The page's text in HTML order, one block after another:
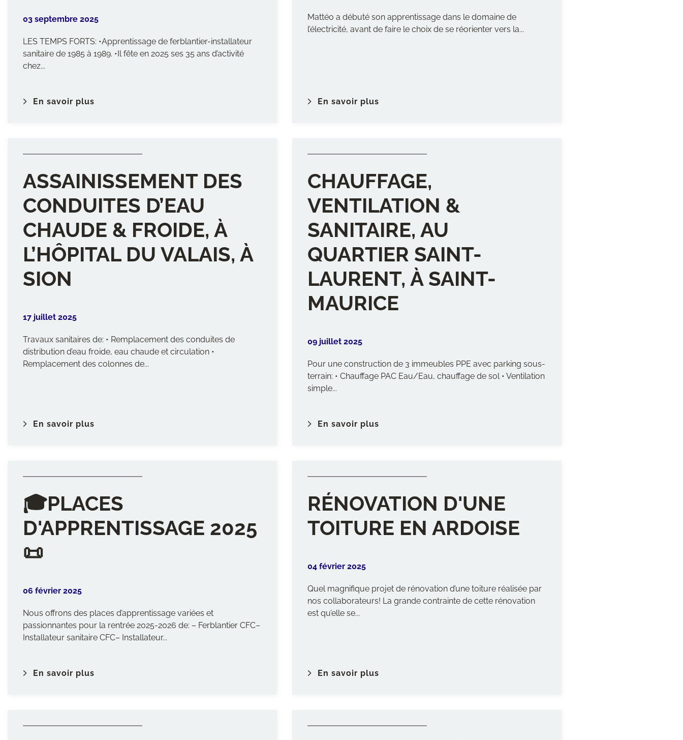
03 septembre 2025
LES TEMPS FORTS: •Apprentissage de ferblantier-installateur
sanitaire de 1985 à 1989. •Il fête en 2025 ses 35 ans d’activité
chez...
En savoir plus
Mattéo a débuté son apprentissage dans le domaine de
l’électricité, avant de faire le choix de se réorienter vers la...
En savoir plus
ASSAINISSEMENT DES
CONDUITES D’EAU
CHAUDE & FROIDE, À
L’HÔPITAL DU VALAIS, À
SION
17 juillet 2025
Travaux sanitaires de: • Remplacement des conduites de
distribution d’eau froide, eau chaude et circulation •
Remplacement des colonnes de...
En savoir plus
CHAUFFAGE,
VENTILATION &
SANITAIRE, AU
QUARTIER SAINT-
LAURENT, À SAINT-
MAURICE
09 juillet 2025
Pour une construction de 3 immeubles PPE avec parking sous-
terrain: • Chauffage PAC Eau/Eau, chauffage de sol • Ventilation
simple...
En savoir plus
🎓PLACES
D'APPRENTISSAGE 2025
📜
06 février 2025
Nous offrons des places d’apprentissage variées et
passionnantes pour la rentrée 2025-2026 de: – Ferblantier CFC–
Installateur sanitaire CFC– Installateur...
En savoir plus
RÉNOVATION D'UNE
TOITURE EN ARDOISE
04 février 2025
Quel magnifique projet de rénovation d’une toiture réalisée par
nos collaborateurs! La grande contrainte de cette rénovation
est qu’elle se...
En savoir plus